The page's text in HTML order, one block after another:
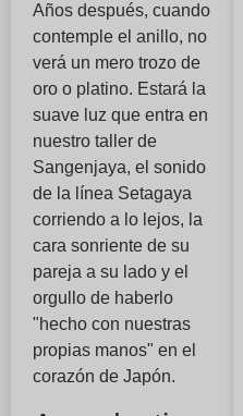
Años después, cuando
contemple el anillo, no
verá un mero trozo de
oro o platino. Estará la
suave luz que entra en
nuestro taller de
Sangenjaya, el sonido
de la línea Setagaya
corriendo a lo lejos, la
cara sonriente de su
pareja a su lado y el
orgullo de haberlo
"hecho con nuestras
propias manos" en el
corazón de Japón.